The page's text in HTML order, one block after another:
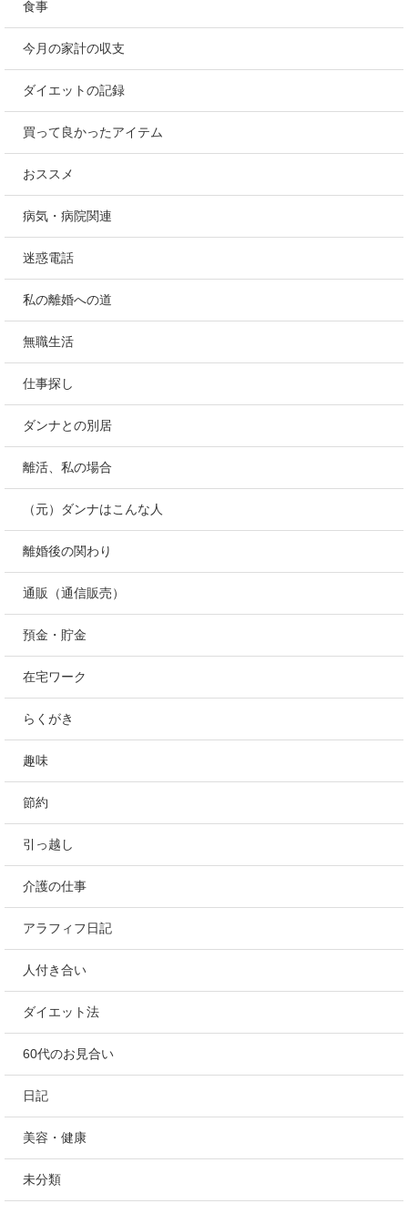
食事
今月の家計の収支
ダイエットの記録
買って良かったアイテム
おススメ
病気・病院関連
迷惑電話
私の離婚への道
無職生活
仕事探し
ダンナとの別居
離活、私の場合
（元）ダンナはこんな人
離婚後の関わり
通販（通信販売）
預金・貯金
在宅ワーク
らくがき
趣味
節約
引っ越し
介護の仕事
アラフィフ日記
人付き合い
ダイエット法
60代のお見合い
日記
美容・健康
未分類